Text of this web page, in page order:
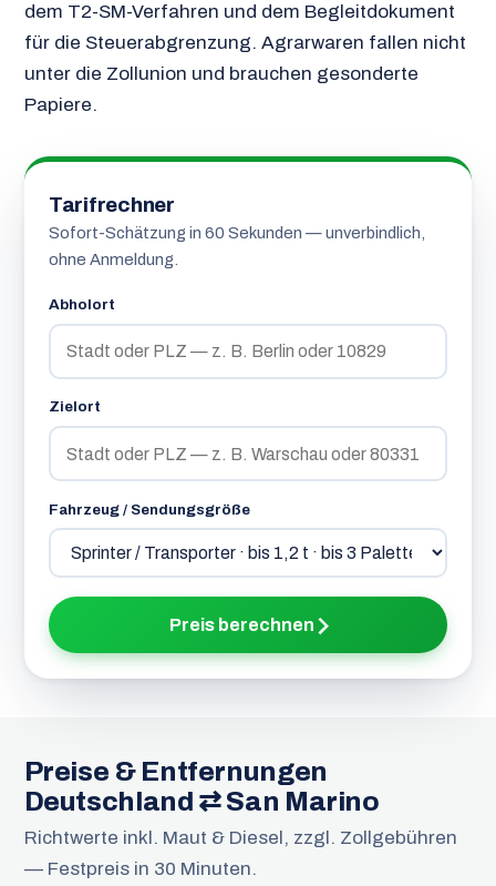
dem T2-SM-Verfahren und dem Begleitdokument
für die Steuerabgrenzung. Agrarwaren fallen nicht
unter die Zollunion und brauchen gesonderte
Papiere.
Tarifrechner
Sofort-Schätzung in 60 Sekunden — unverbindlich,
ohne Anmeldung.
Abholort
Zielort
Fahrzeug / Sendungsgröße
Preis berechnen
Preise & Entfernungen
Deutschland ⇄ San Marino
Richtwerte inkl. Maut & Diesel, zzgl. Zollgebühren
— Festpreis in 30 Minuten.